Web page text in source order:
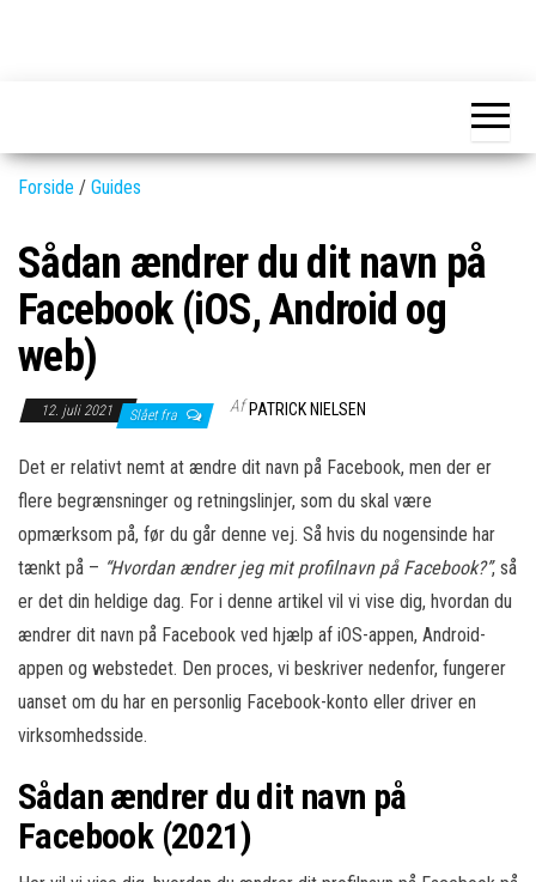
nyeste
Forside / Guides
Sådan ændrer du dit navn på
Facebook (iOS, Android og
web)
12. juli 2021 Slået fra Af PATRICK NIELSEN
Det er relativt nemt at ændre dit navn på Facebook, men der er
flere begrænsninger og retningslinjer, som du skal være
opmærksom på, før du går denne vej. Så hvis du nogensinde har
tænkt på – “Hvordan ændrer jeg mit profilnavn på Facebook?”, så
er det din heldige dag. For i denne artikel vil vi vise dig, hvordan du
ændrer dit navn på Facebook ved hjælp af iOS-appen, Android-
appen og webstedet. Den proces, vi beskriver nedenfor, fungerer
uanset om du har en personlig Facebook-konto eller driver en
virksomhedsside.
Sådan ændrer du dit navn på
Facebook (2021)